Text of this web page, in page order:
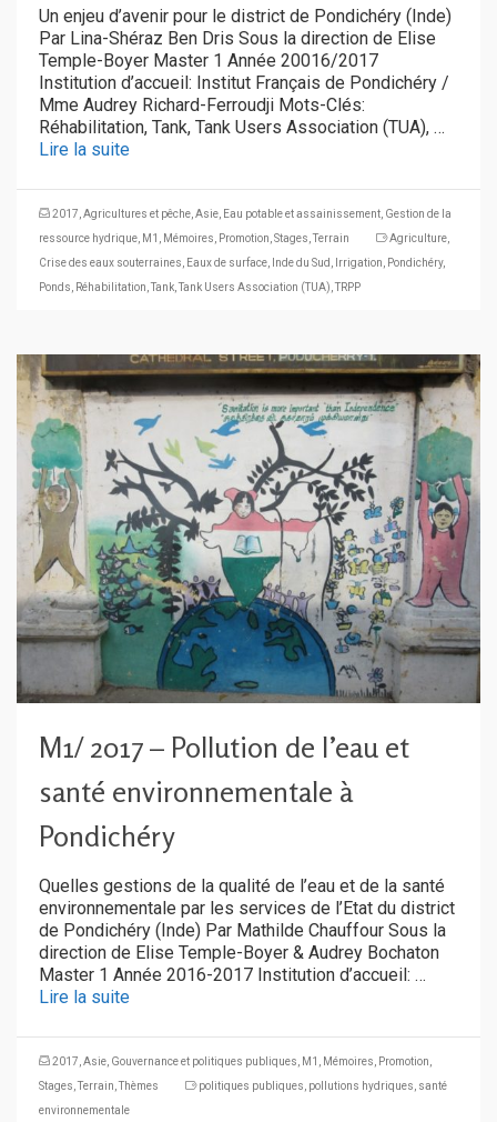
Un enjeu d’avenir pour le district de Pondichéry (Inde)
Par Lina-Shéraz Ben Dris Sous la direction de Elise
Temple-Boyer Master 1 Année 20016/2017
Institution d’accueil: Institut Français de Pondichéry /
Mme Audrey Richard-Ferroudji Mots-Clés:
Réhabilitation, Tank, Tank Users Association (TUA), …
Lire la suite
2017 Agricultures et pêche Asie Eau potable et assainissement Gestion de la
ressource hydrique M1 Mémoires Promotion Stages ,Terrain Agriculture
Crise des eaux souterraines
Eaux de surface Inde du Sud Irrigation Pondichéry,
Ponds
Réhabilitation ,Tank ,Tank Users Association (TUA) ,TRPP
M1/ 2017 – Pollution de l’eau et
santé environnementale à
Pondichéry
Quelles gestions de la qualité de l’eau et de la santé
environnementale par les services de l’Etat du district
de Pondichéry (Inde) Par Mathilde Chauffour Sous la
direction de Elise Temple-Boyer & Audrey Bochaton
Master 1 Année 2016-2017 Institution d’accueil: …
Lire la suite
2017 Asie Gouvernance et politiques publiques M1 Mémoires Promotion
Stages ,Terrain ,Thèmes politiques publiques pollutions hydriques santé
environnementale